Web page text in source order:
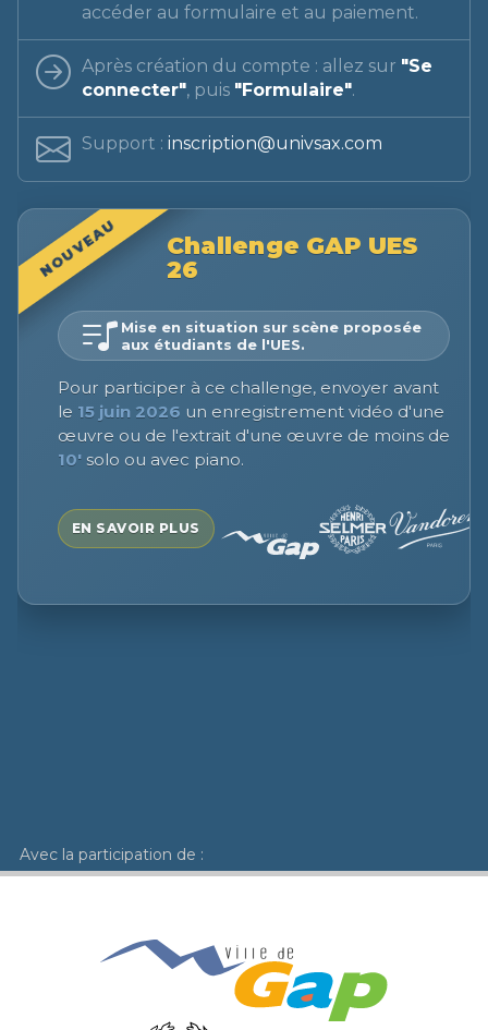
accéder au formulaire et au paiement.
Après création du compte : allez sur "Se
connecter", puis "Formulaire".
Support : inscription@univsax.com
NOUVEAU
Challenge GAP UES
26
Mise en situation sur scène proposée
aux étudiants de l'UES.
Pour participer à ce challenge, envoyer avant
le 15 juin 2026 un enregistrement vidéo d'une
œuvre ou de l'extrait d'une œuvre de moins de
10' solo ou avec piano.
EN SAVOIR PLUS
Avec la participation de :